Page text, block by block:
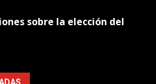
sobre la elección del